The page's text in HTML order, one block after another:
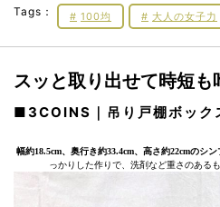
Tags：
100均 大人の女子力
スッと取り出せて時短も
■3COINS｜吊り戸棚ボック
幅約18.5cm、奥行き約33.4cm、高さ約22cmのシ
っかりした作りで、洗剤など重さのある